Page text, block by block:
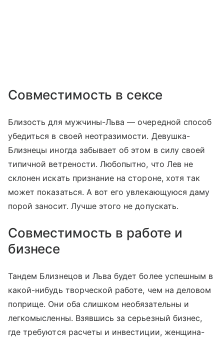
Совместимость в сексе
Близость для мужчины-Льва — очередной способ
убедиться в своей неотразимости. Девушка-
Близнецы иногда забывает об этом в силу своей
типичной ветрености. Любопытно, что Лев не
склонен искать признание на стороне, хотя так
может показаться. А вот его увлекающуюся даму
порой заносит. Лучше этого не допускать.
Совместимость в работе и
бизнесе
Тандем Близнецов и Льва будет более успешным в
какой-нибудь творческой работе, чем на деловом
поприще. Они оба слишком необязательны и
легкомысленны. Взявшись за серьезный бизнес,
где требуются расчеты и инвестиции, женщина-